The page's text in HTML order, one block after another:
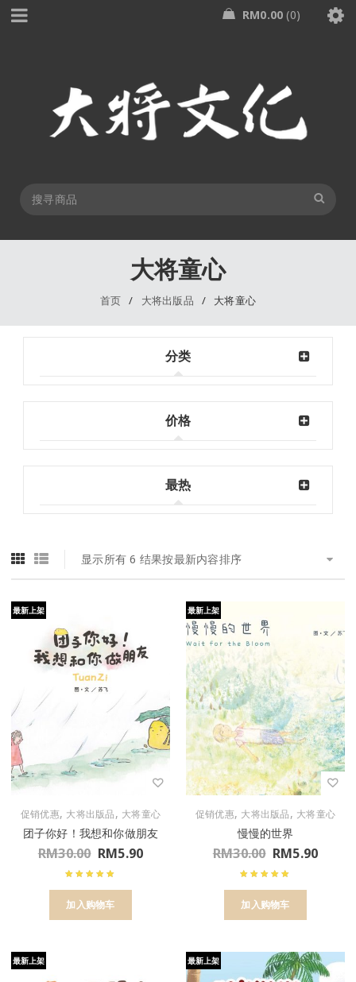
RM0.00 0
大将童心
首页 / 大将出版品 / 大将童心
分类
价格
最热
显示所有 6 结果按最新内容排序
最新上架
促销优惠, 大将出版品, 大将童心
团子你好！我想和你做朋友
RM30.00 RM5.90
加入购物车
最新上架
促销优惠, 大将出版品, 大将童心
慢慢的世界
RM30.00 RM5.90
加入购物车
最新上架 最新上架